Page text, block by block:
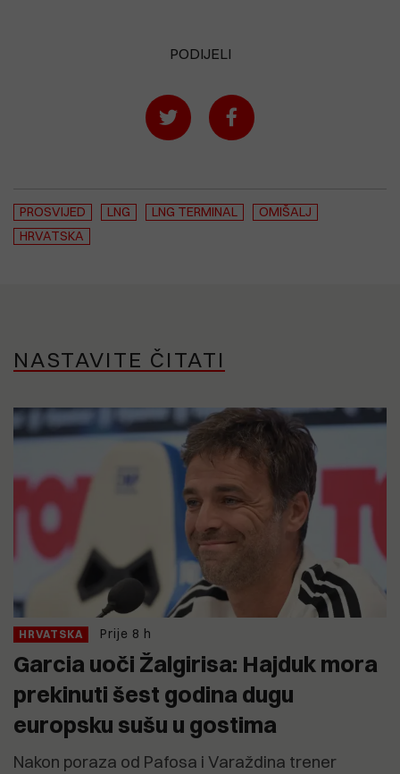
PODIJELI
PROSVIJED LNG LNG TERMINAL
OMIŠALJ
HRVATSKA
NASTAVITE ČITATI
HRVATSKA Prije 8 h
Garcia uoči Žalgirisa: Hajduk mora
prekinuti šest godina dugu
europsku sušu u gostima
Nakon poraza od Pafosa i Varaždina trener